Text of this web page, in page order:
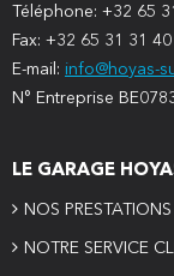
Téléphone: +32 65
Fax: +32 65 31 31 40
E-mail: info@hoyas-
N° Entreprise
LE GARAGE
NOS
NOTRE SERVICE